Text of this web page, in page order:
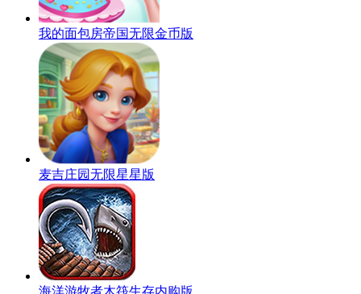
我的面包房帝国无限金币版
麦吉庄园无限星星版